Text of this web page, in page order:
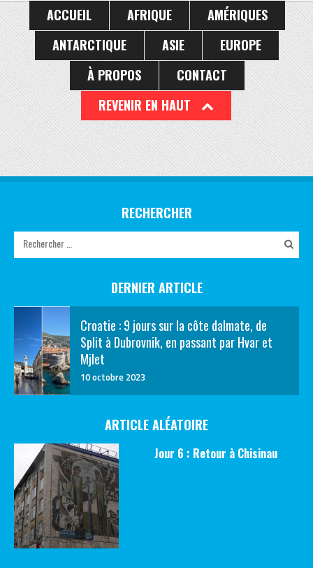
ACCUEIL AFRIQUE
AMÉRIQUES
ANTARCTIQUE
ASIE
EUROPE
À PROPOS
CONTACT
REVENIR EN HAUT
RECHERCHER
DERNIER ARTICLE
Croatie : 9 jours sur la côte dalmate, de
Split à Dubrovnik, en passant par Hvar et
Mjlet
10 octobre 2023
ARTICLE ALÉATOIRE
Jour 6 : Retour à Chisinau